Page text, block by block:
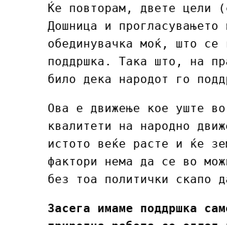
Ќе повторам, двете цели
Дошница и
обединувачка моќ, што
поддршка. Така што, на
било дека народот го
Ова е движење кое уште
квалитети на народно
истото веќе расте и ќе
фактори нема да се во
без тоа политички скапо
Засега имаме поддршка